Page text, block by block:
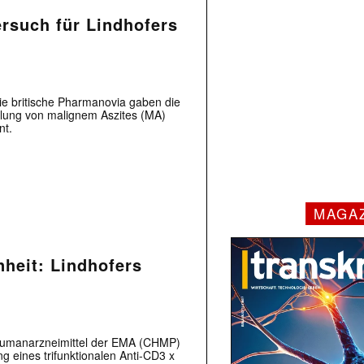
für Lindhofers
britische Pharmanovia gaben die
von malignem Aszites (MA)
Lindhofers
der EMA (CHMP)
eines trifunktionalen Anti-CD3 x